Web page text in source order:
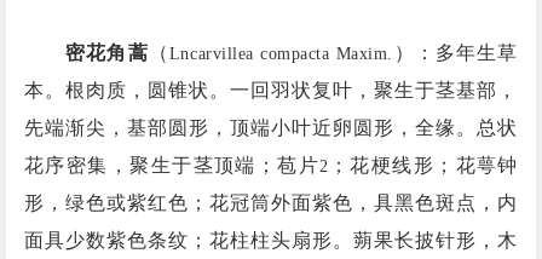
密花角蒿 （ Lncarvillea compacta Maxim. ）：多年生草
本。根肉质，圆锥状。一回羽状复叶，聚生于茎基部，
先端渐尖，基部圆形，顶端小叶近卵圆形，全缘。总状
花序密集，聚生于茎顶端；苞片2 ；花梗线形；花萼钟
形，绿色或紫红色；花冠筒外面紫色，具黑色斑点，内
面具少数紫色条纹；花柱柱头扇形。蒴果长披针形，木